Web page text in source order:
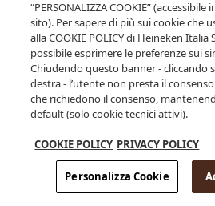
Clicca qui per saperne di più
“PERSONALIZZA COOKIE”
sito). Per sapere di più sui cookie che
alla COOKIE POLICY di Heineken Italia
possibile esprimere le preferenze sui
Chiudendo questo banner - cliccando
destra - l’utente non presta il
che richiedono il consenso,
default (solo cookie tecnici attivi).
COOKIE POLICY PRIVACY POLICY
Personalizza Cookie